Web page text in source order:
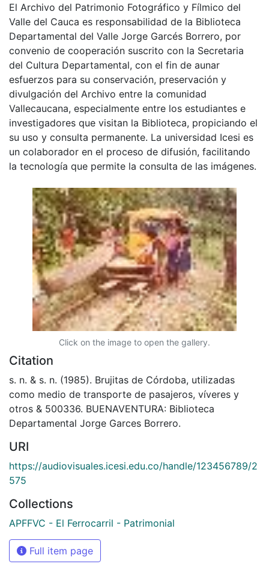
El Archivo del Patrimonio Fotográfico y Fílmico del
Valle del Cauca es responsabilidad de la Biblioteca
Departamental del Valle Jorge Garcés Borrero, por
convenio de cooperación suscrito con la Secretaria
del Cultura Departamental, con el fin de aunar
esfuerzos para su conservación, preservación y
divulgación del Archivo entre la comunidad
Vallecaucana, especialmente entre los estudiantes e
investigadores que visitan la Biblioteca, propiciando el
su uso y consulta permanente. La universidad Icesi es
un colaborador en el proceso de difusión, facilitando
la tecnología que permite la consulta de las imágenes.
Click on the image to open the gallery.
Citation
s. n. & s. n. (1985). Brujitas de Córdoba, utilizadas
como medio de transporte de pasajeros, víveres y
otros & 500336. BUENAVENTURA: Biblioteca
Departamental Jorge Garces Borrero.
URI
https://audiovisuales.icesi.edu.co/handle/123456789/2
575
Collections
APFFVC - El Ferrocarril - Patrimonial
Full item page